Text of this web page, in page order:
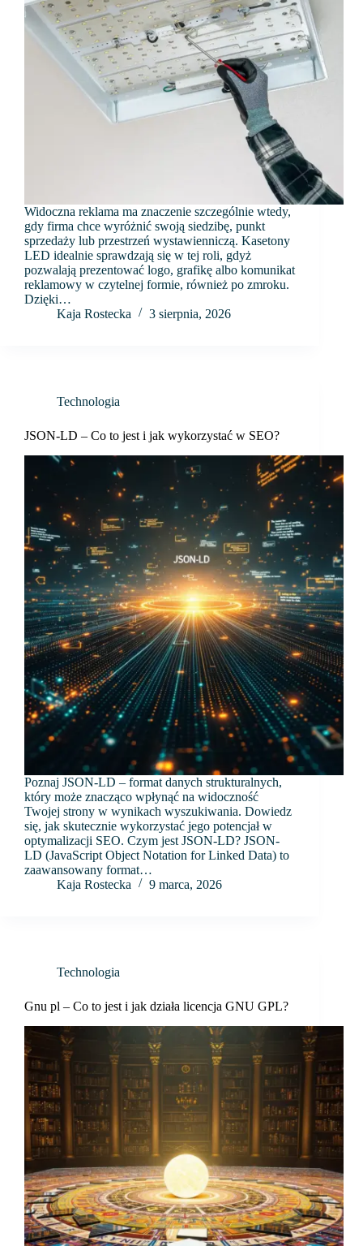
Widoczna reklama ma znaczenie szczególnie wtedy,
gdy firma chce wyróżnić swoją siedzibę, punkt
sprzedaży lub przestrzeń wystawienniczą. Kasetony
LED idealnie sprawdzają się w tej roli, gdyż
pozwalają prezentować logo, grafikę albo komunikat
reklamowy w czytelnej formie, również po zmroku.
Dzięki…
Kaja Rostecka
3 sierpnia, 2026
Technologia
JSON-LD – Co to jest i jak wykorzystać w SEO?
Poznaj JSON-LD – format danych strukturalnych,
który może znacząco wpłynąć na widoczność
Twojej strony w wynikach wyszukiwania. Dowiedz
się, jak skutecznie wykorzystać jego potencjał w
optymalizacji SEO. Czym jest JSON-LD? JSON-
LD (JavaScript Object Notation for Linked Data) to
zaawansowany format…
Kaja Rostecka
9 marca, 2026
Technologia
Gnu pl – Co to jest i jak działa licencja GNU GPL?